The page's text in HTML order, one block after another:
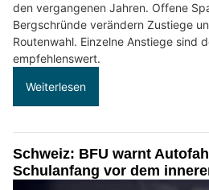
den vergangenen Jahren. Offene
Bergschründe verändern Zustiege
Routenwahl. Einzelne Anstiege sind
empfehlenswert.
Weiterlesen
Schweiz: BFU warnt
Schulanfang vor dem